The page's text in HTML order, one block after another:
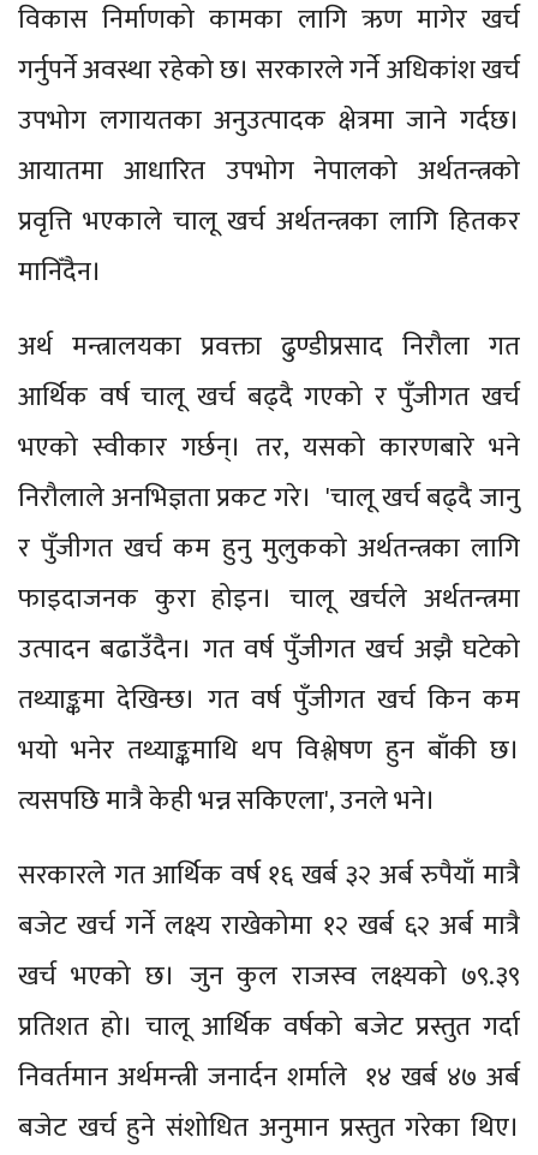
विकास निर्माणको कामका लागि ऋण मागेर खर्च
गर्नुपर्ने अवस्था रहेको छ। सरकारले गर्ने अधिकांश खर्च
उपभोग लगायतका अनुउत्पादक क्षेत्रमा जाने गर्दछ।
आयातमा आधारित उपभोग नेपालको अर्थतन्त्रको
प्रवृत्ति भएकाले चालू खर्च अर्थतन्त्रका लागि हितकर
मानिँदैन।
अर्थ मन्त्रालयका प्रवक्ता ढुण्डीप्रसाद निरौला गत
आर्थिक वर्ष चालू खर्च बढ्दै गएको र पुँजीगत खर्च
भएको स्वीकार गर्छन्। तर, यसको कारणबारे भने
निरौलाले अनभिज्ञता प्रकट गरे। 'चालू खर्च बढ्दै जानु
र पुँजीगत खर्च कम हुनु मुलुकको अर्थतन्त्रका लागि
फाइदाजनक कुरा होइन। चालू खर्चले अर्थतन्त्रमा
उत्पादन बढाउँदैन। गत वर्ष पुँजीगत खर्च अझै घटेको
तथ्याङ्कमा देखिन्छ। गत वर्ष पुँजीगत खर्च किन कम
भयो भनेर तथ्याङ्कमाथि थप विश्लेषण हुन बाँकी छ।
त्यसपछि मात्रै केही भन्न सकिएला', उनले भने।
सरकारले गत आर्थिक वर्ष १६ खर्ब ३२ अर्ब रुपैयाँ मात्रै
बजेट खर्च गर्ने लक्ष्य राखेकोमा १२ खर्ब ६२ अर्ब मात्रै
खर्च भएको छ। जुन कुल राजस्व लक्ष्यको ७९.३९
प्रतिशत हो। चालू आर्थिक वर्षको बजेट प्रस्तुत गर्दा
निवर्तमान अर्थमन्त्री जनार्दन शर्माले १४ खर्ब ४७ अर्ब
बजेट खर्च हुने संशोधित अनुमान प्रस्तुत गरेका थिए।